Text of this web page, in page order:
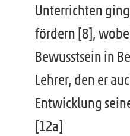
Unterrichten
fördern [8],
Bewusstsein in
Lehrer, den er
Entwicklung
[12a]